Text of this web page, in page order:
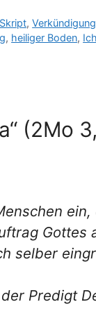
Skript,
, heiliger Boden,
(2Mo
Gottes
selber
Predigt